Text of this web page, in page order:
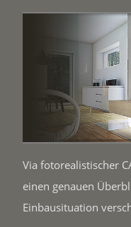
Via fotorealistischer
einen genauen
Einbausituation